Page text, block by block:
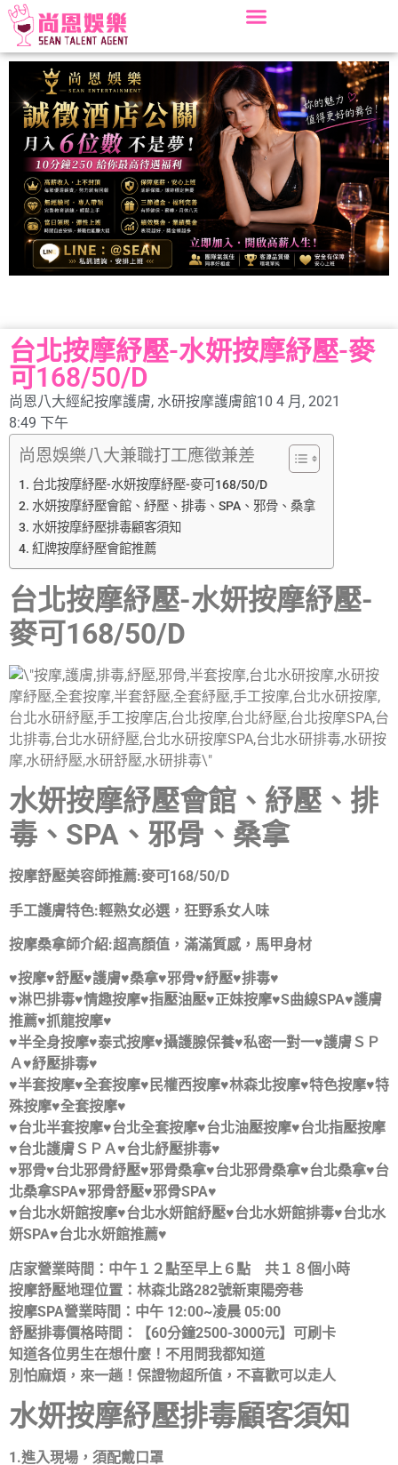
台北按摩紓壓-水妍按摩紓壓-麥
可168/50/D
尚恩八大經紀按摩護膚, 水研按摩護膚館10 4 月, 2021
8:49 下午
尚恩娛樂八大兼職打工應徵兼差
台北按摩紓壓-水妍按摩紓壓-麥可168/50/D
水妍按摩紓壓會館、紓壓、排毒、SPA、邪骨、桑拿
水妍按摩紓壓排毒顧客須知
紅牌按摩紓壓會館推薦
台北按摩紓壓-水妍按摩紓壓-
麥可168/50/D
水妍按摩紓壓會館、紓壓、排
毒、SPA、邪骨、桑拿
按摩舒壓美容師推薦:麥可168/50/D
手工護膚特色:輕熟女必選，狂野系女人味
按摩桑拿師介紹:超高顏值，滿滿質感，馬甲身材
♥按摩♥舒壓♥護膚♥桑拿♥邪骨♥紓壓♥排毒♥
♥淋巴排毒♥情趣按摩♥指壓油壓♥正妹按摩♥S曲線SPA♥護膚
推薦♥抓龍按摩♥
♥半全身按摩♥泰式按摩♥攝護腺保養♥私密一對一♥護膚ＳＰ
Ａ♥紓壓排毒♥
♥半套按摩♥全套按摩♥民權西按摩♥林森北按摩♥特色按摩♥特
殊按摩♥全套按摩♥
♥台北半套按摩♥台北全套按摩♥台北油壓按摩♥台北指壓按摩
♥台北護膚ＳＰＡ♥台北紓壓排毒♥
♥邪骨♥台北邪骨紓壓♥邪骨桑拿♥台北邪骨桑拿♥台北桑拿♥台
北桑拿SPA♥邪骨舒壓♥邪骨SPA♥
♥台北水妍館按摩♥台北水妍館紓壓♥台北水妍館排毒♥台北水
妍SPA♥台北水妍館推薦♥
店家營業時間：中午１２點至早上６點 共１８個小時
按摩舒壓地理位置：林森北路282號新東陽旁巷
按摩SPA營業時間：中午 12:00~凌晨 05:00
舒壓排毒價格時間：【60分鐘2500-3000元】可刷卡
知道各位男生在想什麼！不用問我都知道
別怕麻煩，來一趟！保證物超所值，不喜歡可以走人
水妍按摩紓壓排毒顧客須知
1.進入現場，須配戴口罩